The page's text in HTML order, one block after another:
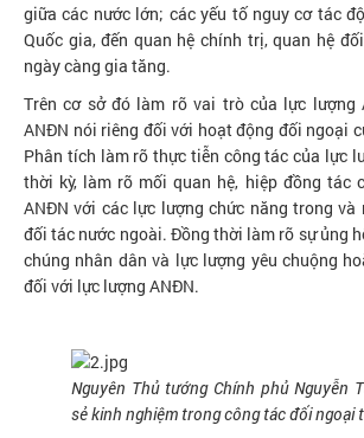
giữa các nước lớn; các yếu tố nguy cơ tác
Quốc gia, đến quan hệ chính trị, quan hệ
ngày càng gia tăng.
Trên cơ sở đó làm rõ vai trò của lực lượng
ANĐN nói riêng đối với hoạt động đối ngoại
Phân tích làm rõ thực tiễn công tác của lực
thời kỳ, làm rõ mối quan hệ, hiệp đồng tác
ANĐN với các lực lượng chức năng trong và
đối tác nước ngoài. Đồng thời làm rõ sự ủng
chúng nhân dân và lực lượng yêu chuộng
đối với lực lượng ANĐN.
Nguyên Thủ tướng Chính phủ Nguyễn
sẻ kinh nghiệm trong công tác đối ngoại